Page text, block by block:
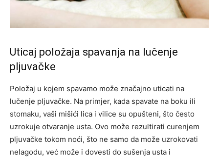
Uticaj položaja spavanja na lučenje
pljuvačke
Položaj u kojem spavamo može značajno uticati na
lučenje pljuvačke. Na primjer, kada spavate na boku ili
stomaku, vaši mišići lica i vilice su opušteni, što često
uzrokuje otvaranje usta. Ovo može rezultirati curenjem
pljuvačke tokom noći, što ne samo da može uzrokovati
nelagodu, već može i dovesti do sušenja usta i